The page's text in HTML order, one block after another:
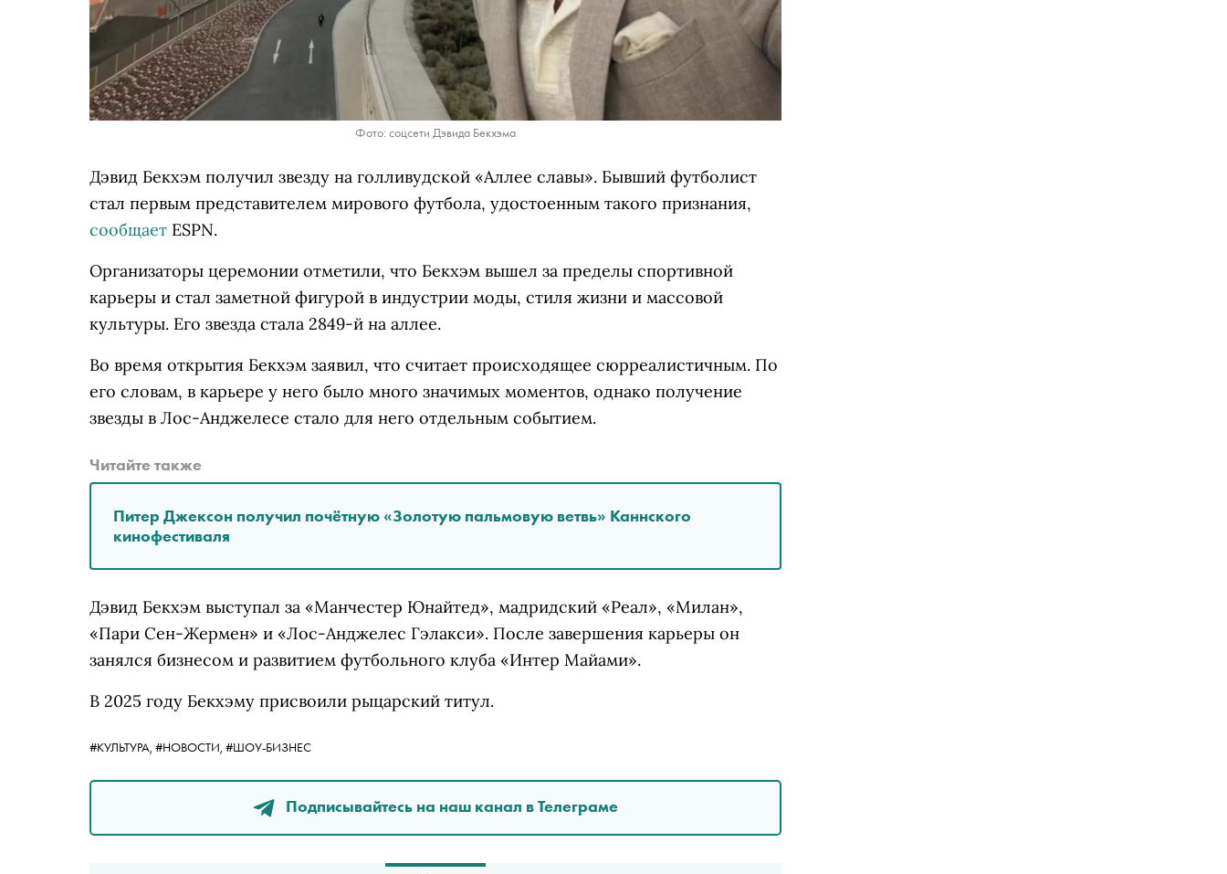
Фото: соцсети Дэвида Бекхэма
Дэвид Бекхэм получил звезду на голливудской «Аллее славы». Бывший футболист
стал первым представителем мирового футбола, удостоенным такого признания,
сообщает ESPN.
Организаторы церемонии отметили, что Бекхэм вышел за пределы спортивной
карьеры и стал заметной фигурой в индустрии моды, стиля жизни и массовой
культуры. Его звезда стала 2849-й на аллее.
Во время открытия Бекхэм заявил, что считает происходящее сюрреалистичным. По
его словам, в карьере у него было много значимых моментов, однако получение
звезды в Лос-Анджелесе стало для него отдельным событием.
Читайте также
Питер Джексон получил почётную «Золотую пальмовую ветвь» Каннского
кинофестиваля
Дэвид Бекхэм выступал за «Манчестер Юнайтед», мадридский «Реал», «Милан»,
«Пари Сен-Жермен» и «Лос-Анджелес Гэлакси». После завершения карьеры он
занялся бизнесом и развитием футбольного клуба «Интер Майами».
В 2025 году Бекхэму присвоили рыцарский титул.
#КУЛЬТУРА, #НОВОСТИ, #ШОУ-БИЗНЕС
Подписывайтесь на наш канал в Телеграме